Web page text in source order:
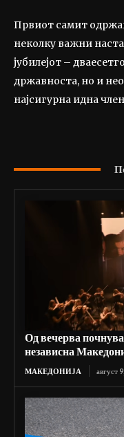
Првиот самит
неколку важни
јубилејот –
државноста, но и
најсигурна идна
Од вечерва
независна
МАКЕДОНИЈА август